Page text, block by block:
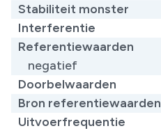
Stabiliteit monster
Interferentie
Referentiewaarden
​negatief
Doorbelwaarden
Bron referentiewaarden
Uitvoerfrequentie